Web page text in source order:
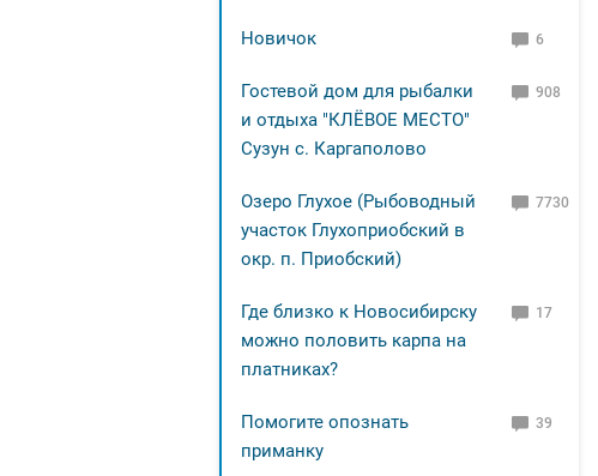
Новичок 6
Гостевой дом для рыбалки
и отдыха "КЛЁВОЕ МЕСТО"
Сузун с. Каргаполово
908
Озеро Глухое (Рыбоводный
участок Глухоприобский в
окр. п. Приобский)
7730
Где близко к Новосибирску
можно половить карпа на
платниках?
17
Помогите опознать
приманку
39